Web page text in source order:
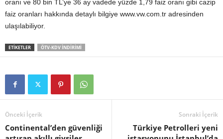
oranı ve 80 bin TL’ye 36 ay vadede yüzde 1,79 faiz oranı gibi cazip
faiz oranları hakkında detaylı bilgiye www.vw.com.tr adresinden
ulaşılabiliyor.
ETIKETLER ÖTV-KDV INDIRIMI
Önceki İçerik
Continental’den güvenliği
Sonraki İçerik
Türkiye Petrolleri yeni